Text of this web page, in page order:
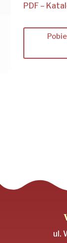
PDF –
ul.